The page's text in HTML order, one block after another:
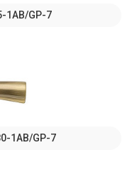
1AB/GP-7
1AB/GP-7